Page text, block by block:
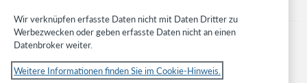
Wir verknüpfen erfasste Daten nicht mit Daten Dritter zu
Werbezwecken oder geben erfasste Daten nicht an einen
Datenbroker weiter.
Weitere Informationen finden Sie im Cookie-Hinweis.